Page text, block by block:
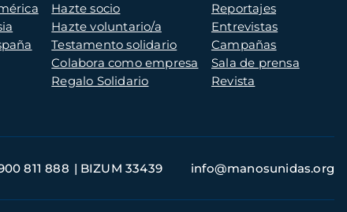
Hazte socio
Hazte voluntario/a
Testamento solidario
Colabora como empresa
Regalo Solidario
Reportajes
Entrevistas
Campañas
Sala de prensa
Revista
811 888 BIZUM 33439 info@manosunidas.org